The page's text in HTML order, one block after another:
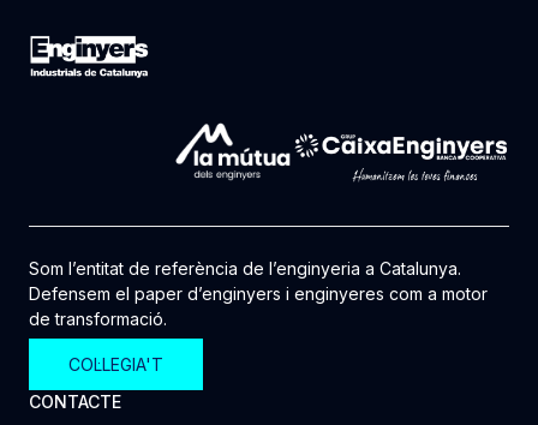
Som l’entitat de referència de l’enginyeria a Catalunya.
Defensem el paper d’enginyers i enginyeres com a motor
de transformació.
COL·LEGIA'T
CONTACTE